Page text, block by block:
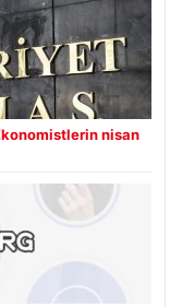
nisan